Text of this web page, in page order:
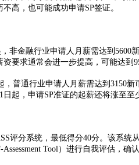
高，也可能成功申请SP签证。​
金融行业申请人月薪需达到5600
资要求通常会进一步提高，可能达到
普通行业申请人月薪需达到3150新
日起，申请SP准证的起薪还将涨至至
分系统，最低得分40分。该系统
Tool）进行自我评估，